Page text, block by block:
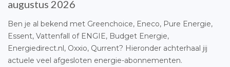
augustus 2026
Ben je al bekend met Greenchoice, Eneco, Pure Energie,
Essent, Vattenfall of ENGIE, Budget Energie,
Energiedirect.nl, Oxxio, Qurrent? Hieronder achterhaal jij
actuele veel afgesloten energie-abonnementen.